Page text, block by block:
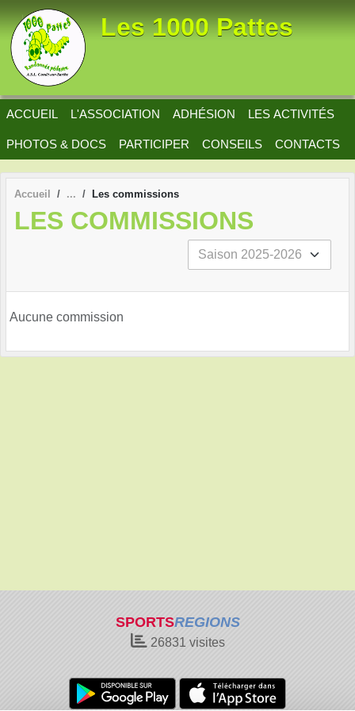
Les 1000 Pattes
ACCUEIL L'ASSOCIATION ADHÉSION LES ACTIVITÉS
PHOTOS & DOCS PARTICIPER CONSEILS CONTACTS
Accueil Les commissions
LES COMMISSIONS
Aucune commission
SPORTSREGIONS
26831 visites
Panneau de gestion des cookies